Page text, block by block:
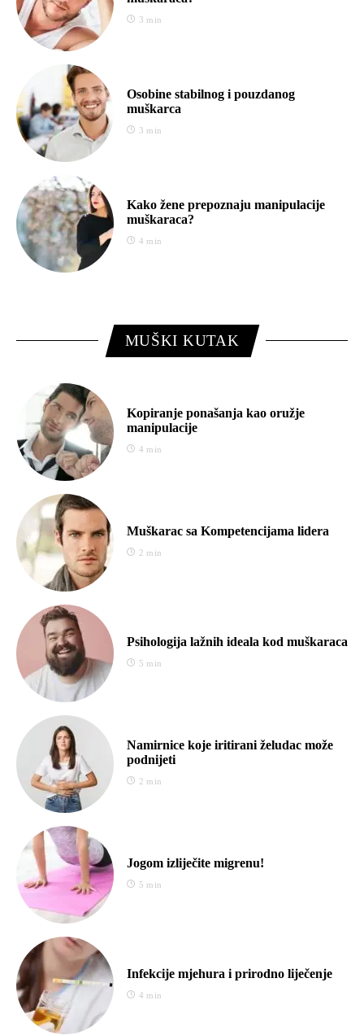
3 min
Osobine stabilnog i pouzdanog
muškarca
3 min
Kako žene prepoznaju manipulacije
muškaraca?
4 min
MUŠKI KUTAK
Kopiranje ponašanja kao oružje
manipulacije
4 min
Muškarac sa Kompetencijama lidera
2 min
Psihologija lažnih ideala kod muškaraca
5 min
Namirnice koje iritirani želudac može
podnijeti
2 min
Jogom izliječite migrenu!
5 min
Infekcije mjehura i prirodno liječenje
4 min